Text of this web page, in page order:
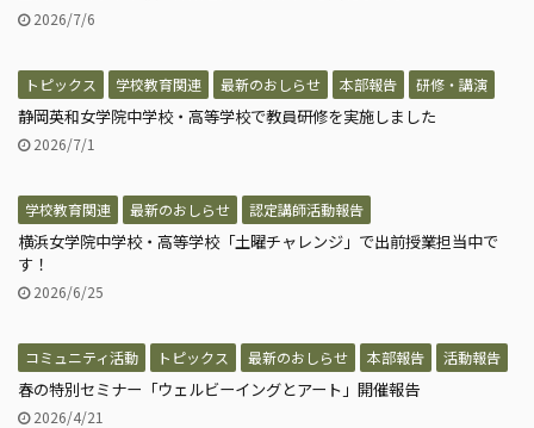
2026/7/6
トピックス 学校教育関連 最新のおしらせ 本部報告 研修・講演
静岡英和女学院中学校・高等学校で教員研修を実施しました
2026/7/1
学校教育関連 最新のおしらせ 認定講師活動報告
横浜女学院中学校・高等学校「土曜チャレンジ」で出前授業担当中で
す！
2026/6/25
コミュニティ活動 トピックス 最新のおしらせ 本部報告 活動報告
春の特別セミナー「ウェルビーイングとアート」開催報告
2026/4/21